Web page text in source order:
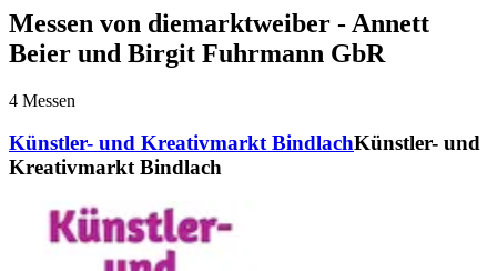
Messen von diemarktweiber - Annett
Beier und Birgit Fuhrmann GbR
4 Messen
Künstler- und Kreativmarkt BindlachKünstler- und
Kreativmarkt Bindlach